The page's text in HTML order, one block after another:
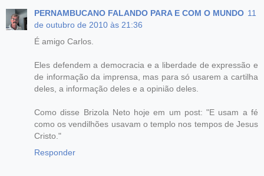
PERNAMBUCANO FALANDO PARA E COM O MUNDO 11
de outubro de 2010 às 21:36
É amigo Carlos.
Eles defendem a democracia e a liberdade de expressão e
de informação da imprensa, mas para só usarem a cartilha
deles, a informação deles e a opinião deles.
Como disse Brizola Neto hoje em um post: "E usam a fé
como os vendilhões usavam o templo nos tempos de Jesus
Cristo."
Responder